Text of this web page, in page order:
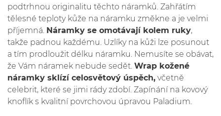
podtrhnou originalitu těchto náramků. Zahřátím
tělesné teploty kůže na náramku změkne a je velmi
příjemná. Náramky se omotávají kolem ruky,
takže padnou každému. Uzlíky na kůži lze posunout
a tím prodloužit délku náramku. Nemusíte se obávat,
že Vám náramek nebude sedět. Wrap kožené
náramky sklízí celosvětový úspěch, včetně
celebrit, které se jimi rády zdobí. Zapínání na kovový
knoflík s kvalitní povrchovou úpravou Paladium.